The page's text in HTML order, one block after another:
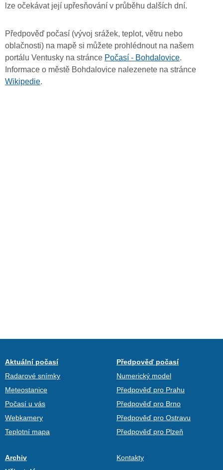
lze očekávat její upřesňování v průběhu dalších dní.
Předpověď počasí (vývoj srážek, teplot, větru nebo
oblačnosti) na mapě si můžete prohlédnout na našem
portálu Ventusky na stránce Počasí - Bohdalovice.
Informace o městě Bohdalovice nalezenete na stránce
Wikipedie.
Aktuální počasí
Radarové snímky
Meteostanice
Počasí u vás
Webkamery
Teplotní mapa
Předpověď počasí
Numerický model
Předpověď pro Prahu
Předpověď pro Brno
Předpověď pro Ostravu
Předpověď pro Plzeň
Archiv
Kontakty